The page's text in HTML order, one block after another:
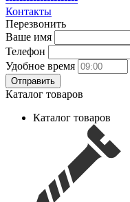
Контакты
Перезвонить
Ваше имя
Телефон
Удобное время
Отправить
Каталог товаров
Каталог товаров